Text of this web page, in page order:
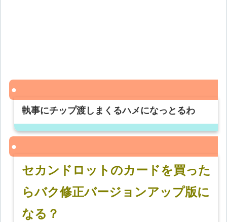
執事にチップ渡しまくるハメになっとるわ
セカンドロットのカードを買った
らバク修正バージョンアップ版に
なる？